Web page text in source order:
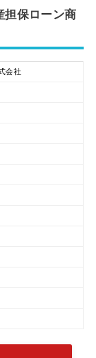
担保ローン商
会社